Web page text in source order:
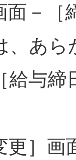
面－
、あ
給与締
更］